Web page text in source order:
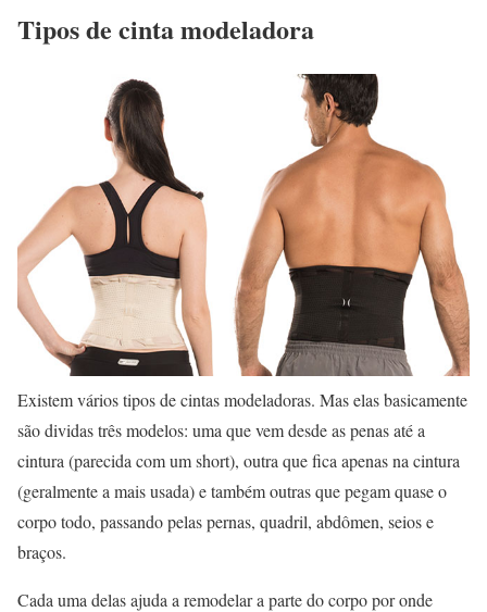
Tipos de cinta modeladora
Existem vários tipos de cintas modeladoras. Mas elas basicamente
são dividas três modelos: uma que vem desde as penas até a
cintura (parecida com um short), outra que fica apenas na cintura
(geralmente a mais usada) e também outras que pegam quase o
corpo todo, passando pelas pernas, quadril, abdômen, seios e
braços.
Cada uma delas ajuda a remodelar a parte do corpo por onde